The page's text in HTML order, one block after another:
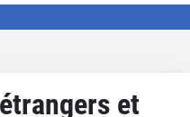
et